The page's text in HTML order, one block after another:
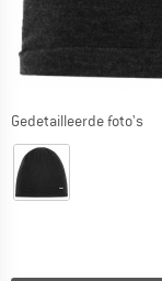
Gedetailleerde foto's